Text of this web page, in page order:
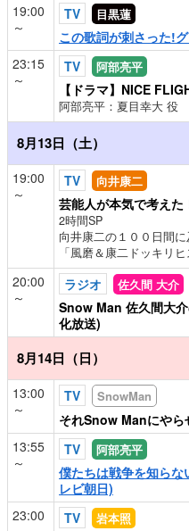
19:00
～
TV 目黒蓮
この歌詞が刺さった!
23:15
～
TV 阿部亮平
【ドラマ】NICE
阿部亮平：夏目幸大 役
8月13日（土）
19:00
～
TV 向井康二
芸能人が本気で考え
2時間SP
向井康二の１００日間に
「風磨＆康二ドッキリ
20:00
～
ラジオ 佐久間 大介
Snow Man 佐久間大
化放送)
8月14日（日）
13:00
～
TV SnowMan
それSnow Manにやら
13:55
～
TV 阿部亮平
僕たちは戦争を知ら
レビ朝日)
23:00
TV 岩本照